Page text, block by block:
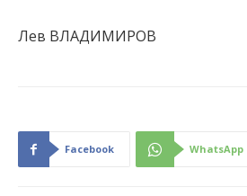
Лев ВЛАДИМИРОВ
Facebook WhatsApp